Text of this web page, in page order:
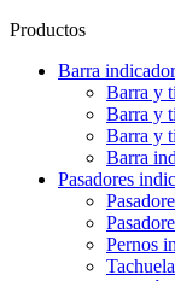
Productos
Barra
Barra y
Barra y
Barra y
Barra
Pasadores
Pernos